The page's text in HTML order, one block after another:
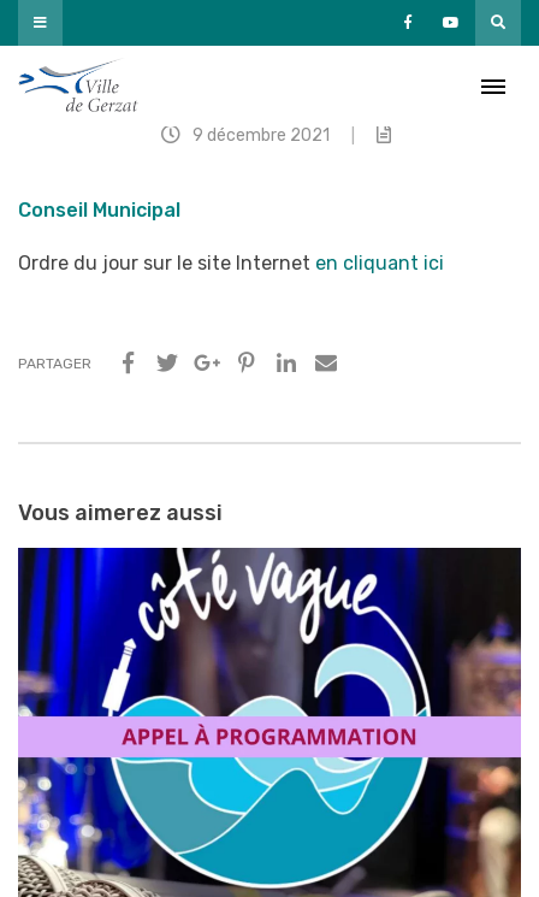
Passer
au
contenu
Conseil Municipal
9 décembre 2021
Conseil Municipal
Ordre du jour sur le site Internet en cliquant ici
PARTAGER
Navigation
entre
les
articles
Vous aimerez aussi